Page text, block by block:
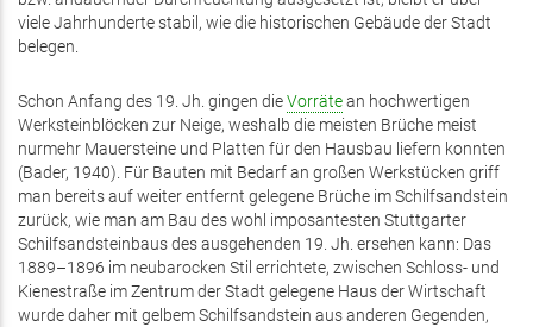
viele Jahrhunderte stabil, wie die historischen Gebäude der Stadt
belegen.
Schon Anfang des 19. Jh. gingen dieVorrätean hochwertigen
Werksteinblöcken zur Neige, weshalb die meisten Brüche meist
nurmehr Mauersteine und Platten für den Hausbau liefern konnten
(Bader, 1940). Für Bauten mit Bedarf an großen Werkstücken griff
man bereits auf weiter entfernt gelegene Brüche im Schilfsandstein
zurück, wie man am Bau des wohl imposantesten Stuttgarter
Schilfsandsteinbaus des ausgehenden 19. Jh. ersehen kann: Das
1889–1896 im neubarocken Stil errichtete, zwischen Schloss- und
Kienestraße im Zentrum der Stadt gelegene Haus der Wirtschaft
wurde daher mit gelbem Schilfsandstein aus anderen Gegenden,